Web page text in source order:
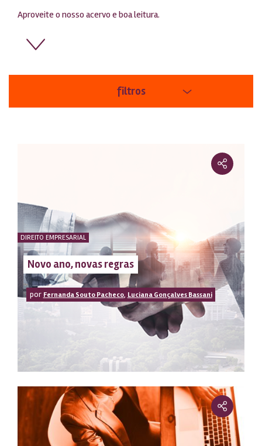
Aproveite o nosso acervo e boa leitura.
filtros
ordem
limpar
DIREITO EMPRESARIAL
Novo ano, novas regras
por Fernanda Souto Pacheco, Luciana Gonçalves Bassani